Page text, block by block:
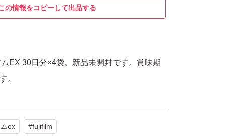
の情報をコピーして出品する
EX 30日分×4袋。新品未開封です。賞味期
。
ex #fujifilm